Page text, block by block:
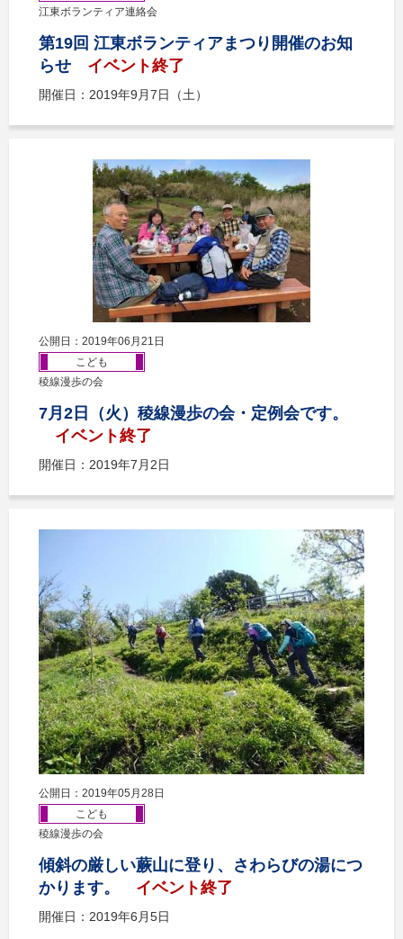
江東ボランティア連絡会
第19回 江東ボランティアまつり開催のお知
らせ
イベント終了
開催日：2019年9月7日（土）
公開日：2019年06月21日
こども
稜線漫歩の会
7月2日（火）稜線漫歩の会・定例会です。
イベント終了
開催日：2019年7月2日
公開日：2019年05月28日
こども
稜線漫歩の会
傾斜の厳しい蕨山に登り、さわらびの湯につ
かります。
イベント終了
開催日：2019年6月5日